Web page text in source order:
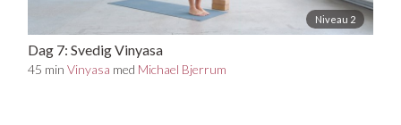
Niveau 2
Dag 7: Svedig Vinyasa
45 minVinyasa med Michael Bjerrum